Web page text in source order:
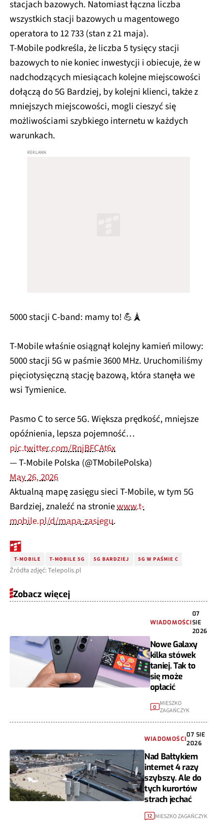
stacjach bazowych. Natomiast łączna liczba
wszystkich stacji bazowych u magentowego
operatora to 12 733 (stan z 21 maja).
T-Mobile podkreśla, że liczba 5 tysięcy stacji
bazowych to nie koniec inwestycji i obiecuje, że w
nadchodzących miesiącach kolejne miejscowości
dołączą do 5G Bardziej, by kolejni klienci, także z
mniejszych miejscowości, mogli cieszyć się
możliwościami szybkiego internetu w każdych
warunkach.
5000 stacji C-band: mamy to! 💪🗼
T-Mobile właśnie osiągnął kolejny kamień milowy:
5000 stacji 5G w paśmie 3600 MHz. Uruchomiliśmy
pięciotysięczną stację bazową, która stanęła we
wsi Tymienice.
Pasmo C to serce 5G. Większa prędkość, mniejsze
opóźnienia, lepsza pojemność…
pic.twitter.com/RnjBFCAt6x
— T-Mobile Polska (@TMobilePolska)
May 26, 2026
Aktualną mapę zasięgu sieci T-Mobile, w tym 5G
Bardziej, znaleźć na stroniewww.t-
mobile.pl/d/mapa-zasiegu.
T-MOBILE T-MOBILE 5G 5G BARDZIEJ 5G W PAŚMIE C
Źródła zdjęć: Telepolis.pl
Zobacz więcej
WIADOMOŚCI
07
SIE
2026
Nowe Galaxy
kilka stówek
taniej. Tak to
się może
opłacić
0 MIESZKO
ZAGAŃCZYK
WIADOMOŚCI
07 SIE
2026
Nad Bałtykiem
internet 4 razy
szybszy. Ale do
tych kurortów
strach jechać
12 MIESZKO ZAGAŃCZYK